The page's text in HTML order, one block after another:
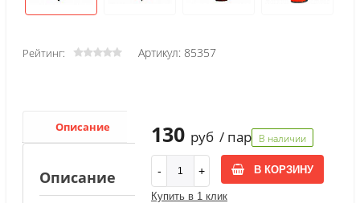
Рейтинг: Артикул: 85357
130 руб / пар В наличии
В КОРЗИНУ
Купить в 1 клик
Описание Характеристики
Описание